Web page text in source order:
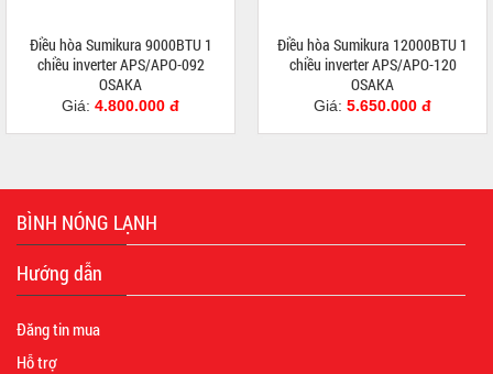
Điều hòa Sumikura 9000BTU 1
chiều inverter APS/APO-092
OSAKA
Giá: 4.800.000 đ
Điều hòa Sumikura 12000BTU 1
chiều inverter APS/APO-120
OSAKA
Giá: 5.650.000 đ
BÌNH NÓNG LẠNH
Hướng dẫn
Đăng tin mua
Hỗ trợ